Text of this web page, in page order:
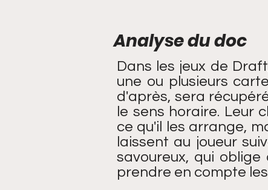
Analyse du doc
Dans les jeux de
une ou plusieurs
d'après, sera
le sens horaire. Leur
ce qu'il les arrange,
laissent au joueur
savoureux, qui
prendre en compte